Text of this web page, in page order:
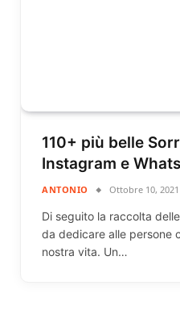
110+ più belle
Instagram e
ANTONIO Ottobre 10, 2021
Di seguito la raccolta
da dedicare alle persone
nostra vita. Un…